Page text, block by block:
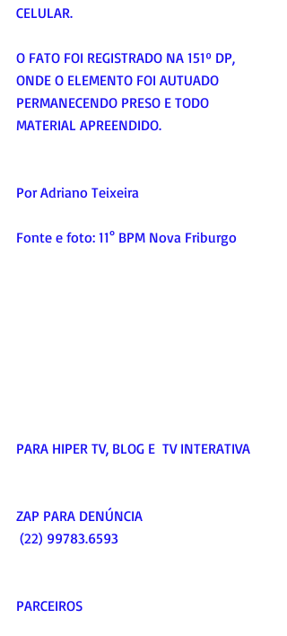
CELULAR.
O FATO FOI REGISTRADO NA 151º DP,
ONDE O ELEMENTO FOI AUTUADO
PERMANECENDO PRESO E TODO
MATERIAL APREENDIDO.
Por Adriano Teixeira
Fonte e foto: 11° BPM Nova Friburgo
PARA HIPER TV, BLOG E  TV INTERATIVA
ZAP PARA DENÚNCIA
(22) 99783.6593
PARCEIROS